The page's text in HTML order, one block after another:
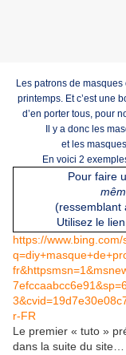
Les patrons de
printemps. Et c’est une
d’en porter tous, pour
Il y a donc les
et les
En voici 2
Pour faire
(ressemblant
Utilisez le
https://
r-FR
Le premier « tuto »
dans la suite du site…